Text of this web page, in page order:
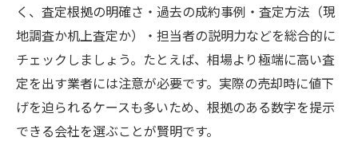
く、査定根拠の明確さ・過去の成約事例・査定方法（現
地調査か机上査定か）・担当者の説明力などを総合的に
チェックしましょう。たとえば、相場より極端に高い査
定を出す業者には注意が必要です。実際の売却時に値下
げを迫られるケースも多いため、根拠のある数字を提示
できる会社を選ぶことが賢明です。